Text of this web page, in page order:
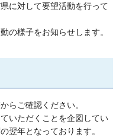
に対して要望活動を行って
の様子をお知らせします。
らご確認ください。
いただくことを企図してい
翌年となっております。